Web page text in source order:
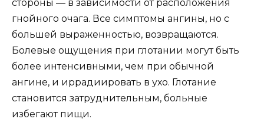
стороны — в зависимости от расположения
гнойного очага. Все симптомы ангины, но с
большей выраженностью, возвращаются.
Болевые ощущения при глотании могут быть
более интенсивными, чем при обычной
ангине, и иррадиировать в ухо. Глотание
становится затруднительным, больные
избегают пищи.